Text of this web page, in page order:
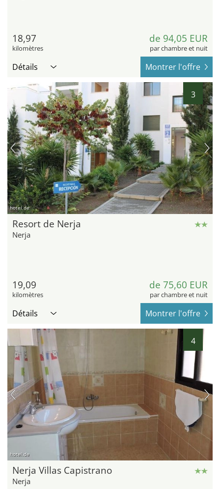
18,97
kilomètres
de 94,05 EUR
par chambre et nuit
Détails Montrer l'offre
3
hotel.de
Resort de Nerja
Nerja
19,09
kilomètres
de 75,60 EUR
par chambre et nuit
Détails Montrer l'offre
4
hotel.de
Nerja Villas Capistrano
Nerja